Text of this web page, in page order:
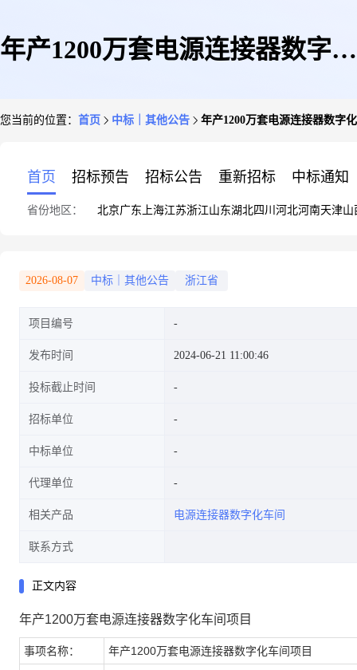
年产1200万套电源连接器数字化
您当前的位置： 首页 中标｜其他公告 年产1200万套电源连接器数字
首页 招标预告 招标公告 重新招标 中标通知
省份地区： 北京广东 上海江苏浙江山东湖北四川 河北河南天津山
2026-08-07 中标｜其他公告 浙江省
项目编号
发布时间 2024-06-21 11:00:46
投标截止时间
招标单位
中标单位
代理单位
相关产品 电源连接器数字化车间
联系方式
正文内容
年产1200万套电源连接器数字化车间项目
事项名称： 年产1200万套电源连接器数字化车间项目